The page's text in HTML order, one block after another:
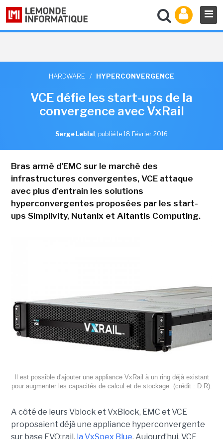
HARDWARE / HYPERCONVERGENCE
VCE défie les start-ups de la
convergence avec VxRail
Serge Leblal , publié le 18 Février 2016
Bras armé d'EMC sur le marché des
infrastructures convergentes, VCE attaque
avec plus d'entrain les solutions
hyperconvergentes proposées par les start-
ups Simplivity, Nutanix et Altantis Computing.
Il est possible d'ajouter une appliance VxRail à un ring déjà existant
pour augmenter les capacités de calcul et de stockage. (crédit : D.R).
A côté de leurs Vblock et VxBlock, EMC et VCE
proposaient déjà une appliance hyperconvergente
sur base EVO:rail, la VxSpex Blue. Aujourd’hui, VCE